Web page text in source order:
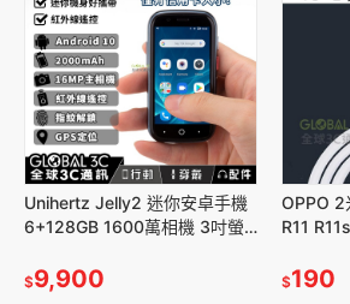
Unihertz Jelly2 迷你安卓手機
6+128GB 1600萬相機 3吋螢
$9,900
OPPO 2
R11
$190